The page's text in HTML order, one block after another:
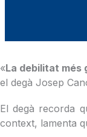
«La debilitat més
el degà Josep
El degà recorda
context, lamenta